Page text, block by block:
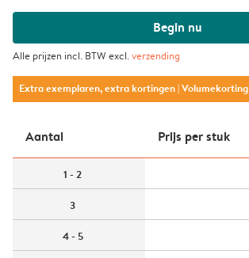
Begin nu
Alle prijzen incl. BTW excl.verzending
Extra exemplaren, extra kortingen| Volumekorting
Aantal Prijs per stuk
1 - 2
3
4 - 5